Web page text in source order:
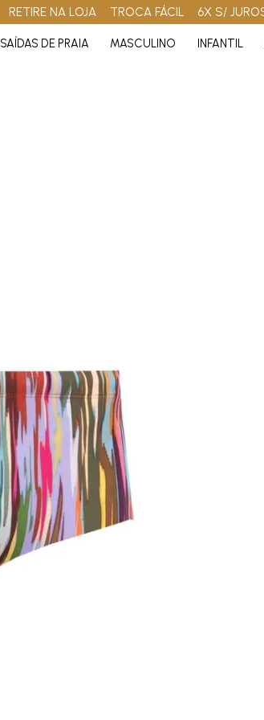
RETIRE NA LOJA TROCA FÁCIL 6X S/
SAÍDAS DE PRAIA MASCULINO INFANTIL